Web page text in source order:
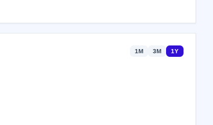
1M 3M 1Y